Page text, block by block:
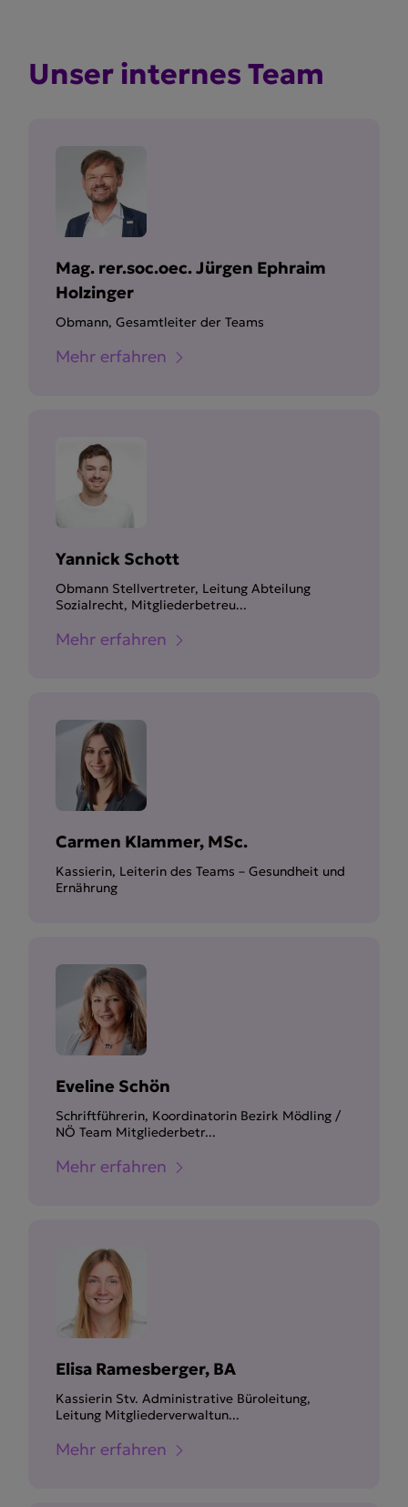
Unser internes Team
Mag. rer.soc.oec. Jürgen Ephraim
Holzinger
Obmann, Gesamtleiter der Teams
Mehr erfahren
Yannick Schott
Obmann Stellvertreter, Leitung Abteilung
Sozialrecht, Mitgliederbetreu...
Mehr erfahren
Carmen Klammer, MSc.
Kassierin, Leiterin des Teams – Gesundheit und
Ernährung
Eveline Schön
Schriftführerin, Koordinatorin Bezirk Mödling /
NÖ Team Mitgliederbetr...
Mehr erfahren
Elisa Ramesberger, BA
Kassierin Stv. Administrative Büroleitung,
Leitung Mitgliederverwaltun...
Mehr erfahren